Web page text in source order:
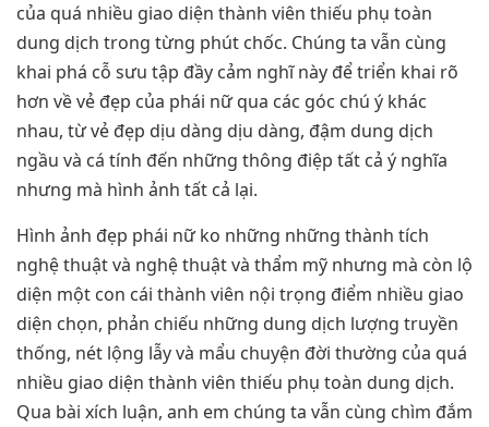
của quá nhiều giao diện thành viên thiếu phụ toàn
dung dịch trong từng phút chốc. Chúng ta vẫn cùng
khai phá cỗ sưu tập đầy cảm nghĩ này để triển khai rõ
hơn về vẻ đẹp của phái nữ qua các góc chú ý khác
nhau, từ vẻ đẹp dịu dàng dịu dàng, đậm dung dịch
ngầu và cá tính đến những thông điệp tất cả ý nghĩa
nhưng mà hình ảnh tất cả lại.
Hình ảnh đẹp phái nữ ko những những thành tích
nghệ thuật và nghệ thuật và thẩm mỹ nhưng mà còn lộ
diện một con cái thành viên nội trọng điểm nhiều giao
diện chọn, phản chiếu những dung dịch lượng truyền
thống, nét lộng lẫy và mẩu chuyện đời thường của quá
nhiều giao diện thành viên thiếu phụ toàn dung dịch.
Qua bài xích luận, anh em chúng ta vẫn cùng chìm đắm